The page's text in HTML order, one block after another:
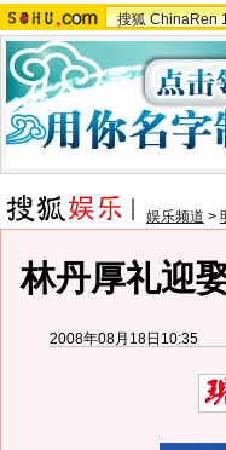
搜狐 ChinaRen
娱乐频道 >
林丹厚礼迎
2008年08月18日10:35